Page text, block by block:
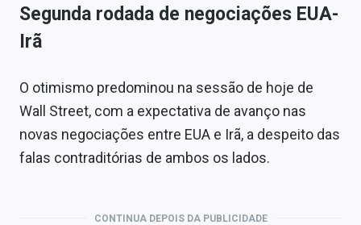
Segunda rodada de negociações EUA-
Irã
O otimismo predominou na sessão de hoje de
Wall Street, com a expectativa de avanço nas
novas negociações entre EUA e Irã, a despeito das
falas contraditórias de ambos os lados.
CONTINUA DEPOIS DA PUBLICIDADE